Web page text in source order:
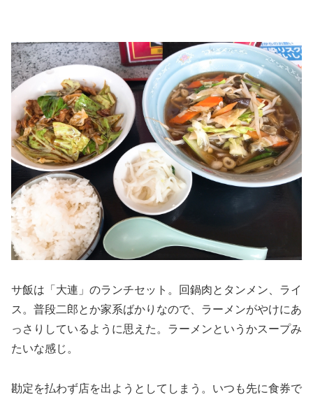
サ飯は「大連」のランチセット。回鍋肉とタンメン、ライ
ス。普段二郎とか家系ばかりなので、ラーメンがやけにあ
っさりしているように思えた。ラーメンというかスープみ
たいな感じ。
勘定を払わず店を出ようとしてしまう。いつも先に食券で